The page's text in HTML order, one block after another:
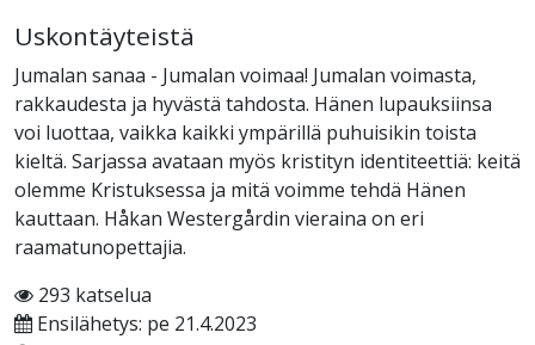
Uskontäyteistä
Jumalan sanaa - Jumalan voimaa! Jumalan voimasta,
rakkaudesta ja hyvästä tahdosta. Hänen lupauksiinsa
voi luottaa, vaikka kaikki ympärillä puhuisikin toista
kieltä. Sarjassa avataan myös kristityn identiteettiä: keitä
olemme Kristuksessa ja mitä voimme tehdä Hänen
kauttaan. Håkan Westergårdin vieraina on eri
raamatunopettajia.
293 katselua
Ensilähetys: pe 21.4.2023